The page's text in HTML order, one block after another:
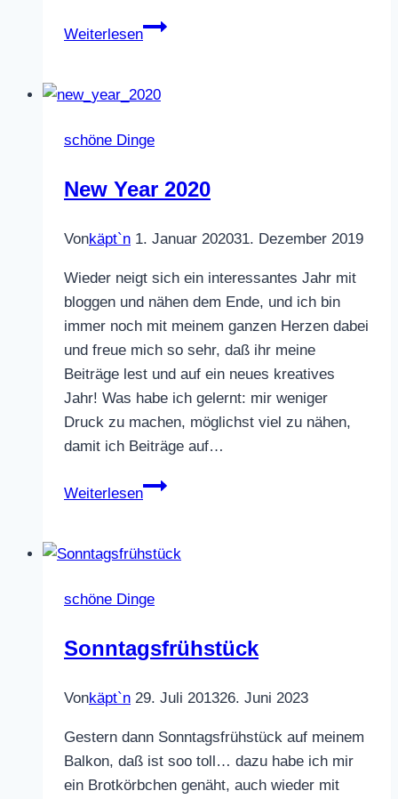
Weiterlesen
Bücher
schöne Dinge
New Year 2020
Vonkäpt`n 1. Januar 202031. Dezember 2019
Wieder neigt sich ein interessantes Jahr mit
bloggen und nähen dem Ende, und ich bin
immer noch mit meinem ganzen Herzen dabei
und freue mich so sehr, daß ihr meine
Beiträge lest und auf ein neues kreatives
Jahr! Was habe ich gelernt: mir weniger
Druck zu machen, möglichst viel zu nähen,
damit ich Beiträge auf…
Weiterlesen
New
schöne Dinge
Sonntagsfrühstück
Vonkäpt`n 29. Juli 201326. Juni 2023
Gestern dann Sonntagsfrühstück auf meinem
Balkon, daß ist soo toll… dazu habe ich mir
ein Brotkörbchen genäht, auch wieder mit